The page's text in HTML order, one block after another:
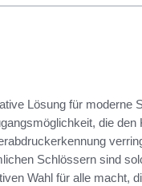
Lösung für moderne
die den
Schlössern sind
Wahl für alle macht,